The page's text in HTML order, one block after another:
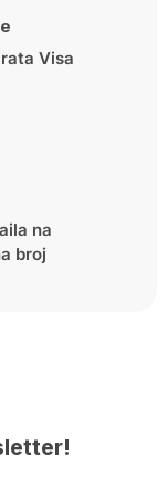
Visa
na
broj